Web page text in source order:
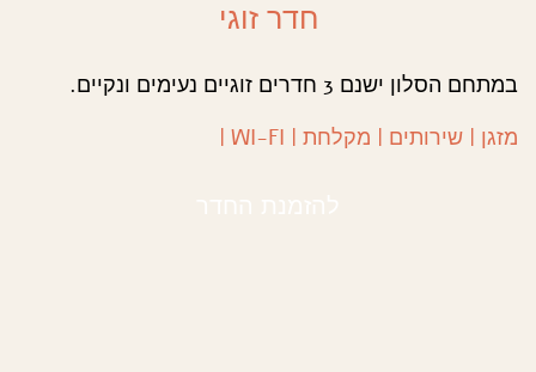
חדר זוגי
במתחם הסלון ישנם 3 חדרים זוגיים נעימים ונקיים.
מזגן | שירותים | מקלחת | WI-FI |